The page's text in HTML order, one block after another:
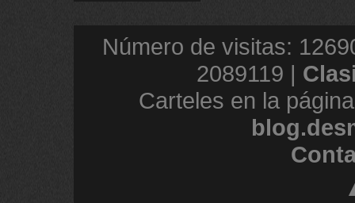
Número de visitas:
2089119 |
Carteles en la